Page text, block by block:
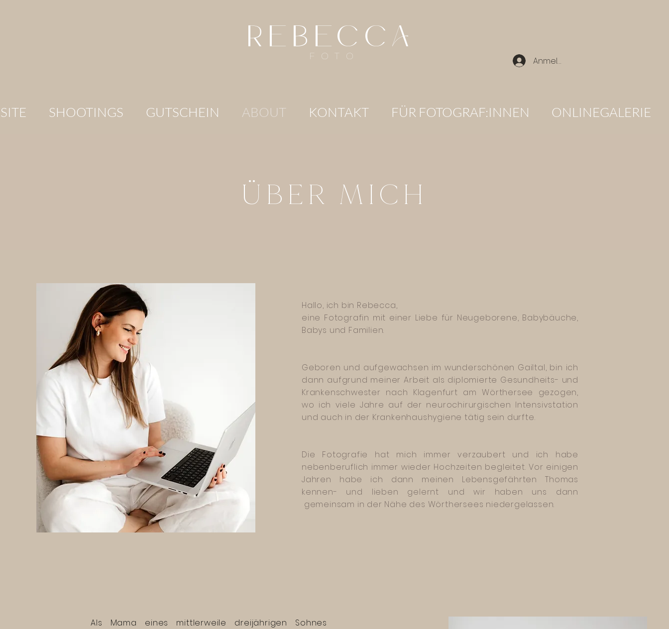
REBECCA
FOTO Anmelden
SHOOTINGS GUTSCHEIN ABOUT KONTAKT FÜR FOTOGRAF:INNEN ONLINEGALERIE
ÜBER MICH
Hallo, ich bin Rebecca,
eine Fotografin mit einer Liebe für Neugeborene, Babybäuche,
Babys und Familien.
Geboren und aufgewachsen im wunderschönen Gailtal, bin ich
dann aufgrund meiner Arbeit als diplomierte Gesundheits- und
Krankenschwester nach Klagenfurt am Wörthersee gezogen,
wo ich viele Jahre auf der neurochirurgischen Intensivstation
und auch in der Krankenhaushygiene tätig sein durfte.
Die Fotografie hat mich immer verzaubert und ich habe
nebenberuflich immer wieder Hochzeiten begleitet. Vor einigen
Jahren habe ich dann meinen Lebensgefährten Thomas
kennen- und lieben gelernt und wir haben uns dann
gemeinsam in der Nähe des Wörthersees niedergelassen.
Als Mama eines mittlerweile dreijährigen Sohnes